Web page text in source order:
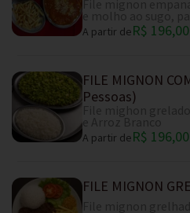
A partir deR$ 196,00
FILE MIGNON
Pessoas)
A partir deR$ 196,00
FILE MIGNON